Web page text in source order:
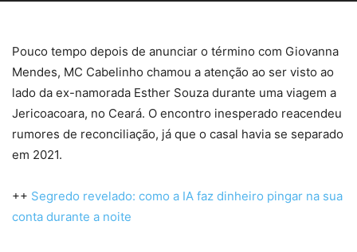
Pouco tempo depois de anunciar o término com Giovanna
Mendes, MC Cabelinho chamou a atenção ao ser visto ao
lado da ex-namorada Esther Souza durante uma viagem a
Jericoacoara, no Ceará. O encontro inesperado reacendeu
rumores de reconciliação, já que o casal havia se separado
em 2021.
++ Segredo revelado: como a IA faz dinheiro pingar na sua
conta durante a noite